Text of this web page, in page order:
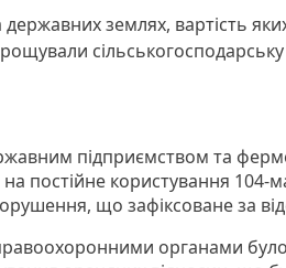
державних землях, вартість
підприємством та
на постійне користування 104-
що зафіксоване за
органами